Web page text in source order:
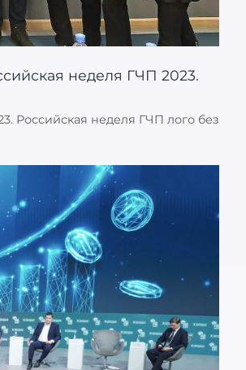
Российская неделя ГЧП лого без